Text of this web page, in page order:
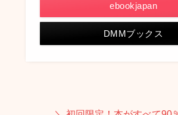
ebookjapan
DMMブックス